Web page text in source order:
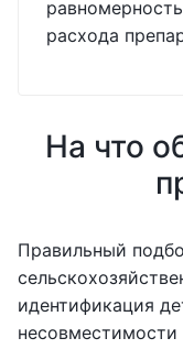
расхода
На что
Правильный
идентификация
несовместимости